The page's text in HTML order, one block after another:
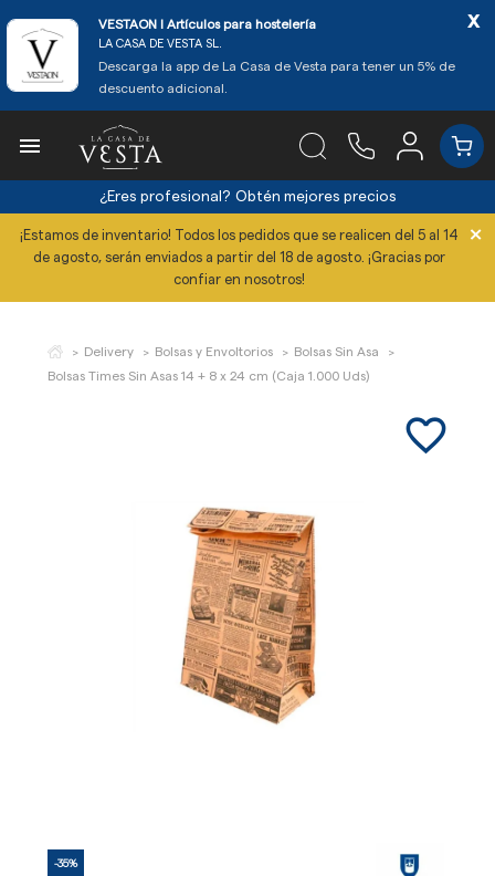
VESTAON l Artículos para hostelería
LA CASA DE VESTA SL.
Descarga la app de La Casa de Vesta para tener un 5% de
descuento adicional.
x

¿Eres profesional? Obtén mejores precios
¡Estamos de inventario! Todos los pedidos que se realicen del 5 al 14
de agosto, serán enviados a partir del 18 de agosto. ¡Gracias por
confiar en nosotros!
×
Delivery Bolsas y Envoltorios
Bolsas Sin Asa
Bolsas Times Sin Asas 14 + 8 x 24 cm (Caja 1.000 Uds)
favorite_border
-35%